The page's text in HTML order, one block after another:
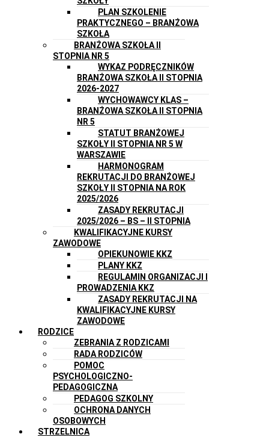
PLAN SZKOLENIE
PRAKTYCZNEGO – BRANŻOWA
SZKOŁA
BRANŻOWA SZKOŁA II
STOPNIA NR 5
WYKAZ PODRĘCZNIKÓW
BRANŻOWA SZKOŁA II STOPNIA
2026-2027
WYCHOWAWCY KLAS –
BRANŻOWA SZKOŁA II STOPNIA
NR 5
STATUT BRANŻOWEJ
SZKOŁY II STOPNIA NR 5 W
WARSZAWIE
HARMONOGRAM
REKRUTACJI DO BRANŻOWEJ
SZKOŁY II STOPNIA NA ROK
2025/2026
ZASADY REKRUTACJI
2025/2026 – BS – II STOPNIA
KWALIFIKACYJNE KURSY
ZAWODOWE
OPIEKUNOWIE KKZ
PLANY KKZ
REGULAMIN ORGANIZACJI I
PROWADZENIA KKZ
ZASADY REKRUTACJI NA
KWALIFIKACYJNE KURSY
ZAWODOWE
RODZICE
ZEBRANIA Z RODZICAMI
RADA RODZICÓW
POMOC
PSYCHOLOGICZNO-
PEDAGOGICZNA
PEDAGOG SZKOLNY
OCHRONA DANYCH
OSOBOWYCH
STRZELNICA